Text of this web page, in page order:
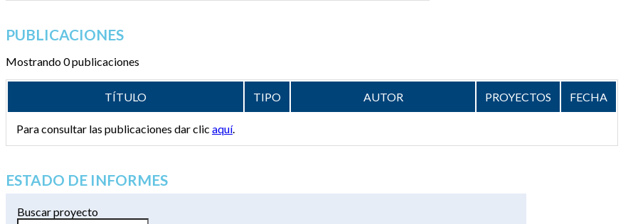
PUBLICACIONES
Mostrando 0 publicaciones
TÍTULO TIPO AUTOR PROYECTOS FECHA
Para consultar las publicaciones dar clic aquí.
ESTADO DE INFORMES
Buscar proyecto